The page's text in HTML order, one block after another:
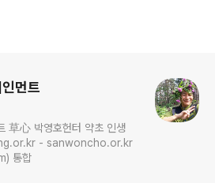
먼트
草心 박영호헌터 약초 인생
통합